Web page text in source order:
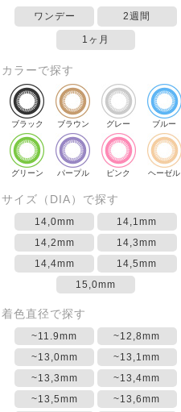
ワンデー 2週間
1ヶ月
カラーで探す
ブラック ブラウン グレー ブルー
グリーン パープル ピンク ヘーゼル
サイズ（DIA）で探す
14,0mm
14,1mm
14,2mm
14,3mm
14,4mm
14,5mm
15,0mm
着色直径で探す
~11.9mm
~12,8mm
~13,0mm
~13,1mm
~13,3mm
~13,4mm
~13,5mm
~13,6mm